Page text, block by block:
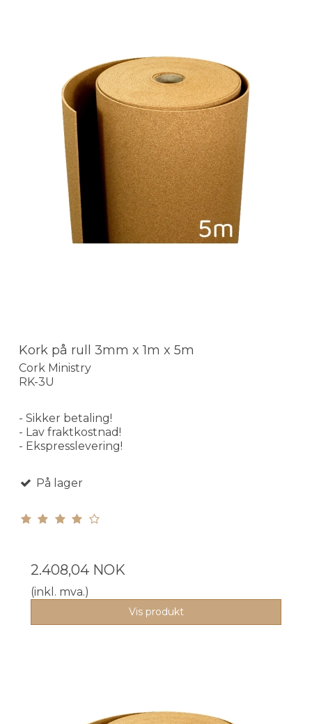
Kork på rull 3mm x 1m x 5m
Cork Ministry
RK-3U
- Sikker betaling!
- Lav fraktkostnad!
- Ekspresslevering!
På lager
2.408,04 NOK
(inkl. mva.)
Vis produkt